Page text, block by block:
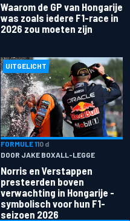
Waarom de GP van Hongarije
was zoals iedere F1-race in
2026 zou moeten zijn
UITGELICHT
FORMULE 110 d
DOOR JAKE BOXALL-LEGGE
Norris en Verstappen
presteerden boven
verwachting in Hongarije -
symbolisch voor hun F1-
seizoen 2026